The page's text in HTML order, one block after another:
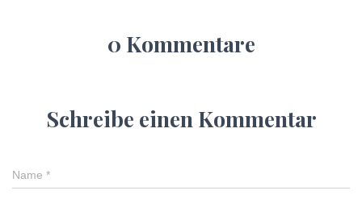
0 Kommentare
Schreibe einen Kommentar
Name *